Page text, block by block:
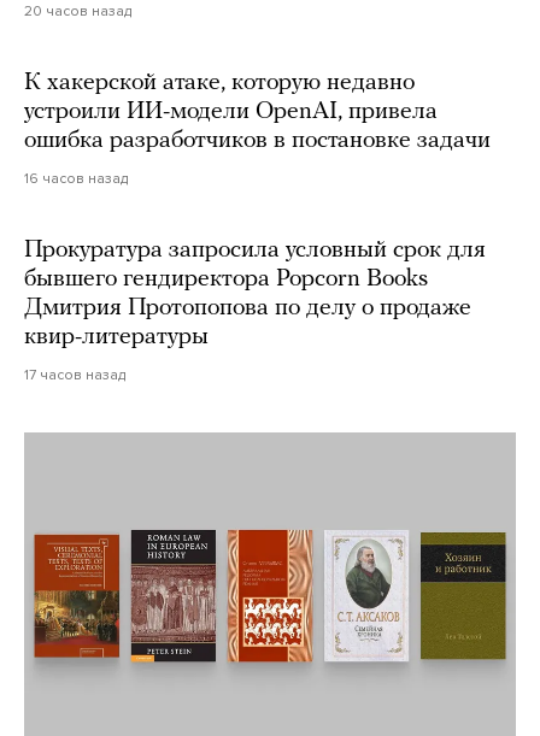
20 часов назад
К хакерской атаке, которую недавно
устроили ИИ-модели OpenAI, привела
ошибка разработчиков в постановке задачи
16 часов назад
Прокуратура запросила условный срок для
бывшего гендиректора Popcorn Books
Дмитрия Протопопова по делу о продаже
квир-литературы
17 часов назад